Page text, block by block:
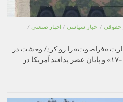
حقوقی / اخبار سیاسی / اخبار صنعتی /
«فراصوت» را رو کرد/ وحشت در
پنتاگون؛ استقرار انبوه «دی‌اف‑۱۷» و پایان عصر پدافند آمریکا در